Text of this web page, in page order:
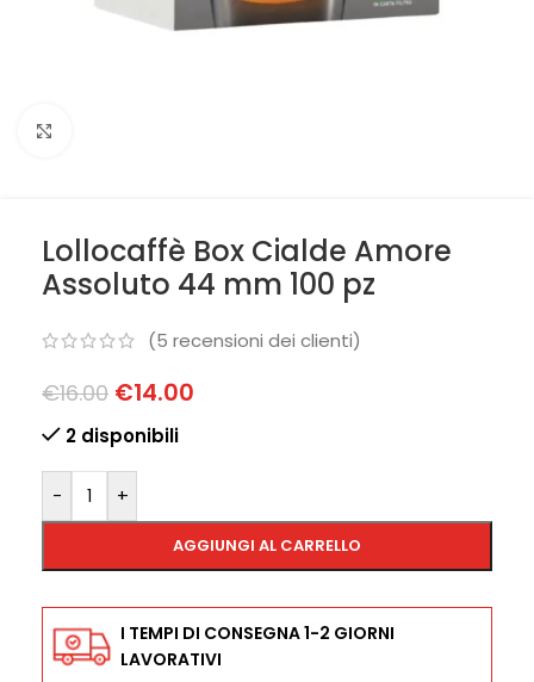
Lollocaffè Box Cialde Amore
Assoluto 44 mm 100 pz
(5 recensioni dei clienti)
€16.00 €14.00
2 disponibili
- +
AGGIUNGI AL CARRELLO
I TEMPI DI CONSEGNA 1-2 GIORNI
LAVORATIVI